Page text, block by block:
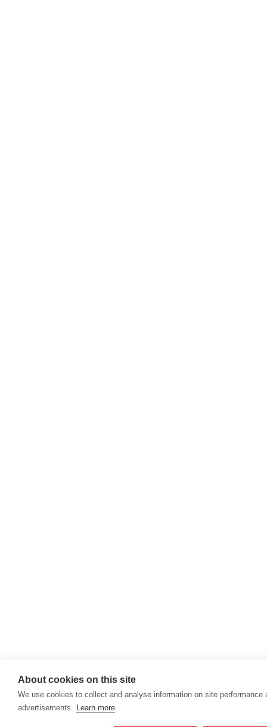
About cookies on this site
We use cookies to collect and analyse information on site
advertisements. Learn more